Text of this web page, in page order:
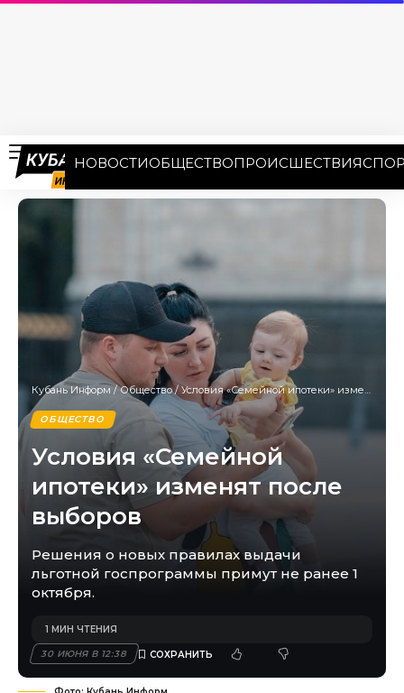
НОВОСТИОБЩЕСТВОПРОИСШЕСТВИЯ
Кубань Информ/Общество/ Условия «Семейной ипотеки» изменят после выборов
ОБЩЕСТВО
Условия «Семейной
ипотеки» изменят после
выборов
Решения о новых правилах выдачи
льготной госпрограммы примут не ранее 1
октября.
30 ИЮНЯ В 12:38
1 МИН ЧТЕНИЯ